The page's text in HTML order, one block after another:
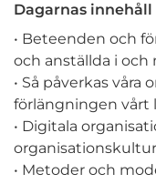
Dagarnas
• Beteenden och
och anställda i
• Så påverkas våra
förlängningen vårt
• Digitala
organisationskultur
• Metoder och